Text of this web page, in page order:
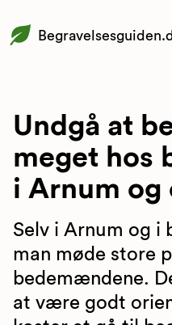
Undgå at
meget hos
i Arnum og
Selv i Arnum og i
man møde store
bedemændene.
at være godt